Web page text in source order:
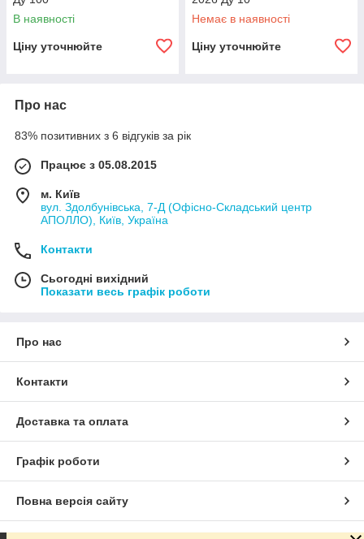
В наявності
Ціну уточнюйте
Немає в наявності
Ціну уточнюйте
Про нас
83% позитивних з 6 відгуків за рік
Працює з 05.08.2015
м. Київ
вул. Здолбунівська, 7-Д (Офісно-Складський центр
АПОЛЛО), Київ, Україна
Контакти
Сьогодні вихідний
Показати весь графік роботи
Про нас
Контакти
Доставка та оплата
Графік роботи
Повна версія сайту